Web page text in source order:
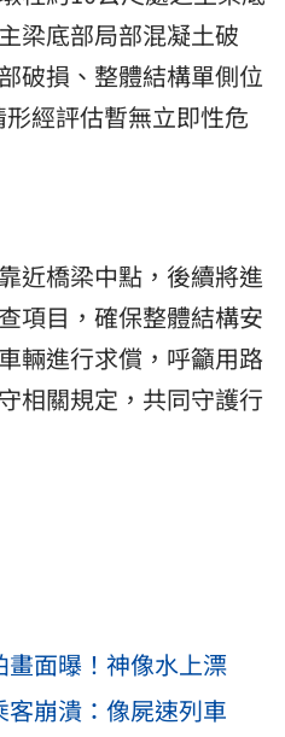
梁底部局部混凝土破
破損、整體結構單側位
經評估暫無立即性危
近橋梁中點，後續將進
項目，確保整體結構安
輛進行求償，呼籲用路
相關規定，共同守護行
面曝！神像水上漂
崩潰：像屍速列車